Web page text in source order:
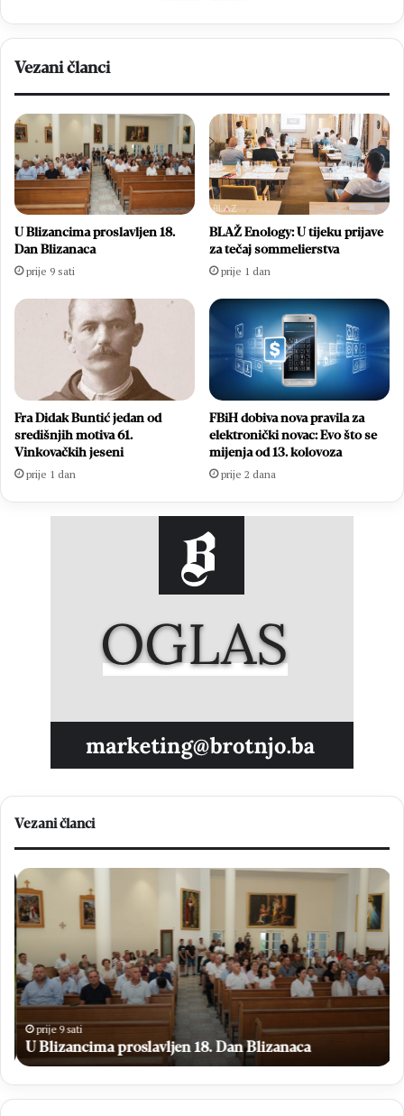
Vezani članci
U Blizancima proslavljen 18.
Dan Blizanaca
prije 9 sati
BLAŽ Enology: U tijeku prijave
za tečaj sommelierstva
prije 1 dan
Fra Didak Buntić jedan od
središnjih motiva 61.
Vinkovačkih jeseni
prije 1 dan
FBiH dobiva nova pravila za
elektronički novac: Evo što se
mijenja od 13. kolovoza
prije 2 dana
Vezani članci
U
Blizancima
proslavljen
18.
Dan
Blizanaca
prije 9 sati
U Blizancima proslavljen 18. Dan Blizanaca
–